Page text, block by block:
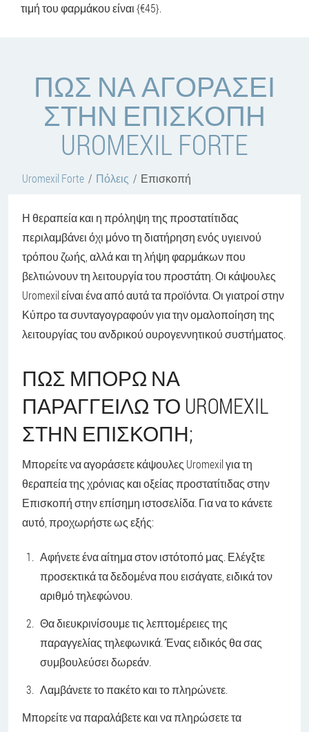
τιμή του φαρμάκου είναι {€45}.
ΠΏΣ ΝΑ ΑΓΟΡΆΣΕΙ
ΣΤΗΝ ΕΠΙΣΚΟΠΉ
UROMEXIL FORTE
Uromexil Forte Πόλεις Επισκοπή
Η θεραπεία και η πρόληψη της προστατίτιδας
περιλαμβάνει όχι μόνο τη διατήρηση ενός υγιεινού
τρόπου ζωής, αλλά και τη λήψη φαρμάκων που
βελτιώνουν τη λειτουργία του προστάτη. Οι κάψουλες
Uromexil είναι ένα από αυτά τα προϊόντα. Οι γιατροί στην
Κύπρο τα συνταγογραφούν για την ομαλοποίηση της
λειτουργίας του ανδρικού ουρογεννητικού συστήματος.
ΠΏΣ ΜΠΟΡΏ ΝΑ
ΠΑΡΑΓΓΕΊΛΩ ΤΟ UROMEXIL
ΣΤΗΝ ΕΠΙΣΚΟΠΉ;
Μπορείτε να αγοράσετε κάψουλες Uromexil για τη
θεραπεία της χρόνιας και οξείας προστατίτιδας στην
Επισκοπή στην επίσημη ιστοσελίδα. Για να το κάνετε
αυτό, προχωρήστε ως εξής:
Αφήνετε ένα αίτημα στον ιστότοπό μας. Ελέγξτε
προσεκτικά τα δεδομένα που εισάγατε, ειδικά τον
αριθμό τηλεφώνου.
Θα διευκρινίσουμε τις λεπτομέρειες της
παραγγελίας τηλεφωνικά. Ένας ειδικός θα σας
συμβουλεύσει δωρεάν.
Λαμβάνετε το πακέτο και το πληρώνετε.
Μπορείτε να παραλάβετε και να πληρώσετε τα